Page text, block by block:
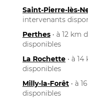
Saint-Pierre-lès-
intervenants
Perthes • à 12 km
disponibles
La Rochette • à
disponibles
Milly-la-Forêt • à
disponibles